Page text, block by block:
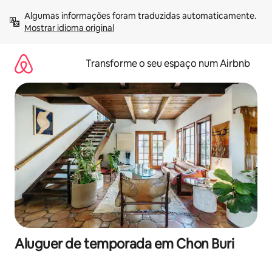
para
Mostrar idioma original
Transforme o seu espaço num Airbnb
Aluguer de temporada em Chon Buri